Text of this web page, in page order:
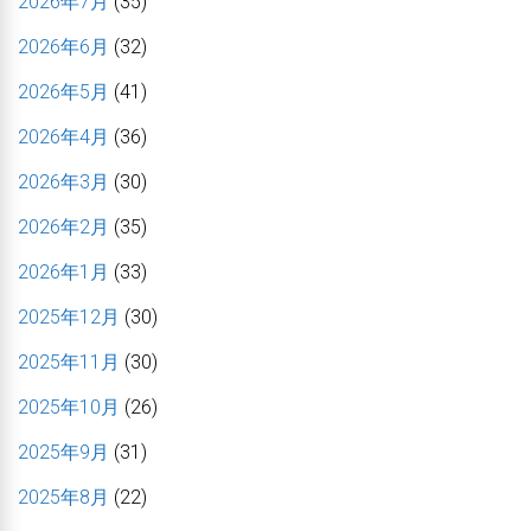
2026年6月 (32)
2026年5月 (41)
2026年4月 (36)
2026年3月 (30)
2026年2月 (35)
2026年1月 (33)
2025年12月 (30)
2025年11月 (30)
2025年10月 (26)
2025年9月 (31)
2025年8月 (22)